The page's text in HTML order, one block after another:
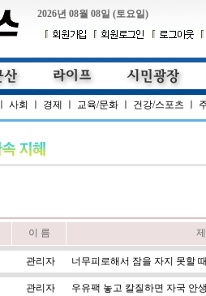
2026년 08월 08일 (토요일)
사회 경제 교육/문화 건강/스포츠
이 름
관리자 너무피로해서 잠을 자지 못할
관리자 우유팩 놓고 칼질하면 자국 안